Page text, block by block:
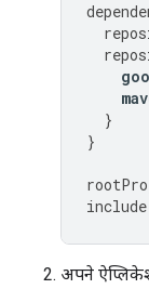
}
}
include
अपने